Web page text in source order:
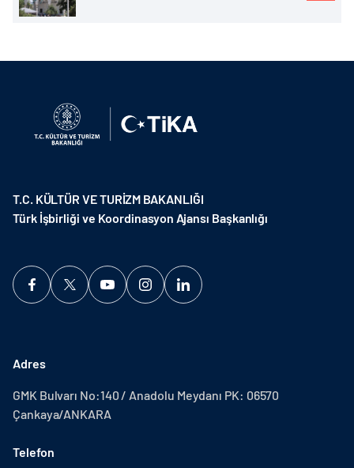
T.C. KÜLTÜR VE TURİZM BAKANLIĞI
Türk İşbirliği ve Koordinasyon Ajansı Başkanlığı
Adres
GMK Bulvarı No:140 / Anadolu Meydanı PK: 06570
Çankaya/ANKARA
Telefon